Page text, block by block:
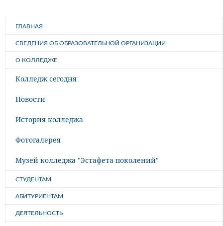
ГЛАВНАЯ
СВЕДЕНИЯ ОБ ОБРАЗОВАТЕЛЬНОЙ ОРГАНИЗАЦИИ
О КОЛЛЕДЖЕ
Колледж сегодня
Новости
История колледжа
Фотогалерея
Музей колледжа "Эстафета поколений"
СТУДЕНТАМ
АБИТУРИЕНТАМ
ДЕЯТЕЛЬНОСТЬ